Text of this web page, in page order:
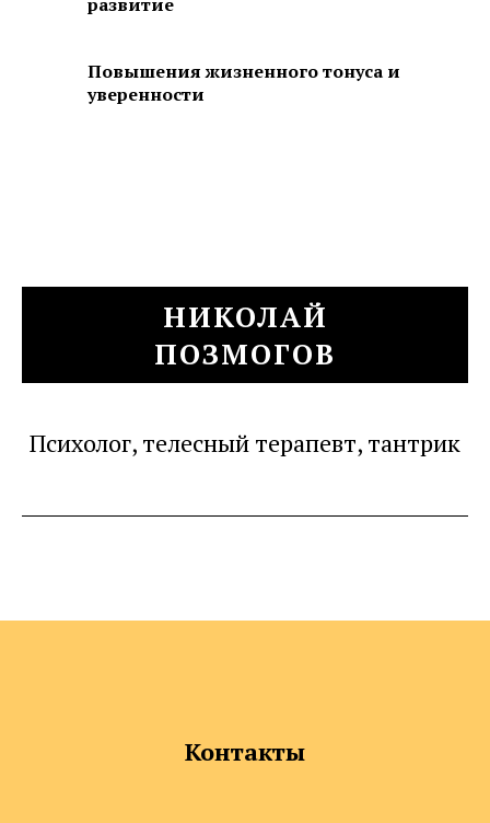
Повышения жизненного тонуса и
уверенности
НИКОЛАЙ
ПОЗМОГОВ
Психолог, телесный терапевт, тантрик
Контакты